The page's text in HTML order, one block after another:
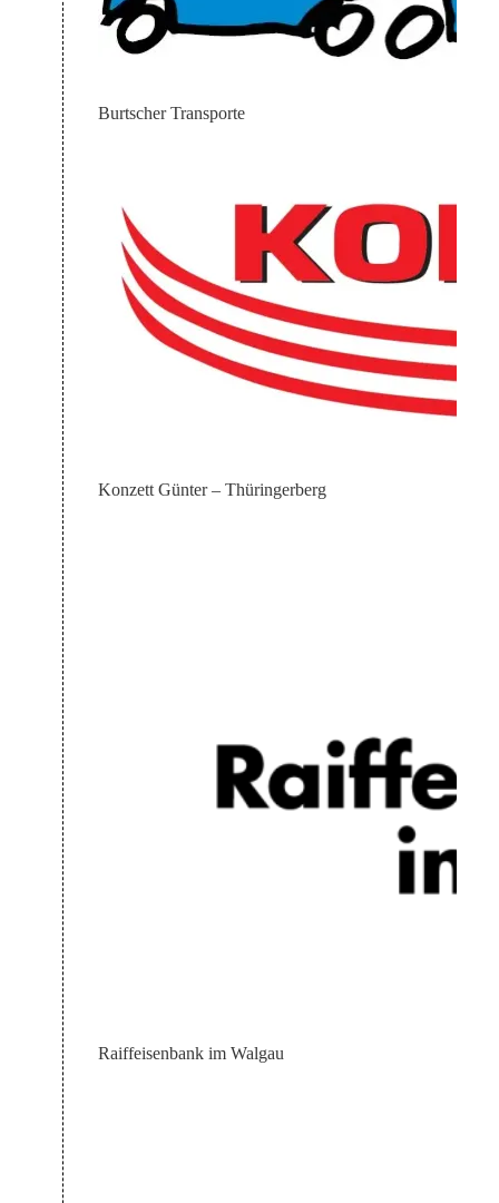
Burtscher Transporte
Konzett Günter – Thüringerberg
Raiffeisenbank im Walgau